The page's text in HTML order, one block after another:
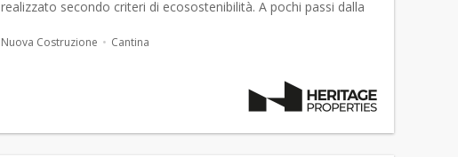
realizzato secondo criteri di ecosostenibilità. A pochi passi dalla
Nuova Costruzione Cantina